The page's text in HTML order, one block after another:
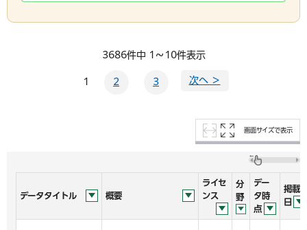
3686件中 1～10件表示
1 2 3 次へ ＞
画面サイズで表示
データタイトル 概要
ライセ
ンス
分
野
デー
タ時
点
掲載
日